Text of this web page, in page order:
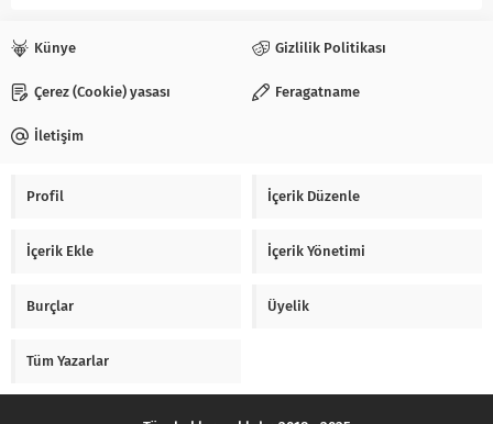
Künye Gizlilik Politikası
Çerez (Cookie) yasası Feragatname
İletişim
Profil İçerik Düzenle
İçerik Ekle İçerik Yönetimi
Burçlar Üyelik
Tüm Yazarlar